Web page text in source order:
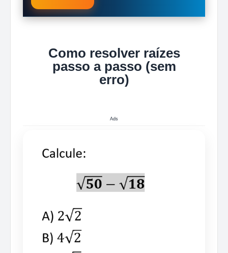
Como resolver raízes
passo a passo (sem
erro)
Ads